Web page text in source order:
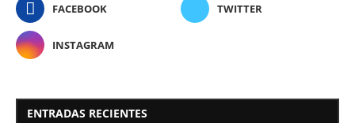
FACEBOOK TWITTER
INSTAGRAM
ENTRADAS RECIENTES